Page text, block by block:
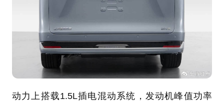
动力上搭载1.5L插电混动系统，发动机峰值功率